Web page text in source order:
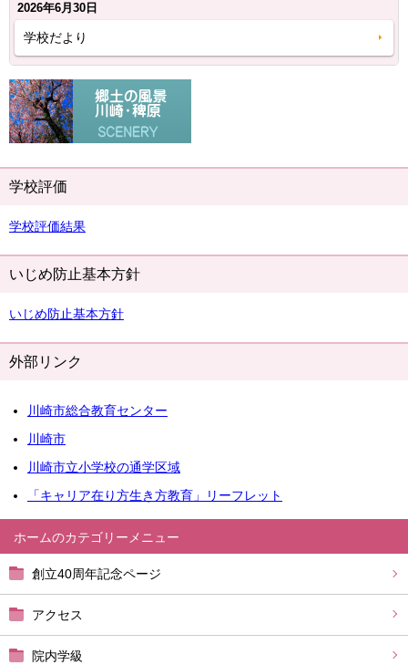
ホーム
創立40周年記念ページ
アクセス
院内学級
2026年6月30日
学校だより
学校評価
学校評価結果
いじめ防止基本方針
いじめ防止基本方針
外部リンク
川崎市総合教育センター
川崎市
川崎市立小学校の通学区域
「キャリア在り方生き方教育」リーフレット